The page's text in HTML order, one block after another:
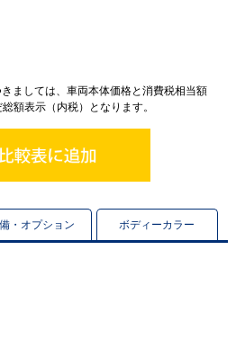
ましては、車両本体価格と消費税相当額
額表示（内税）となります。
・オプション ボディーカラー